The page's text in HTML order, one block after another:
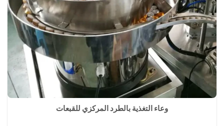
وعاء التغذية بالطرد المركزي للقبعات